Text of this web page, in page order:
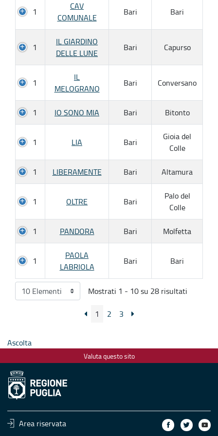
1
CAV
COMUNALE
Bari Bari
1
IL GIARDINO
DELLE LUNE
Bari Capurso
1
IL
MELOGRANO
Bari Conversano
1 IO SONO MIA Bari Bitonto
1 LIA Bari
Gioia del
Colle
1 LIBERAMENTE Bari Altamura
1 OLTRE Bari
Palo del
Colle
1 PANDORA Bari Molfetta
1
PAOLA
LABRIOLA
Bari Bari
Mostrati 1 - 10 su 28 risultati
1 2 3
Ascolta
Valuta questo sito
Area riservata